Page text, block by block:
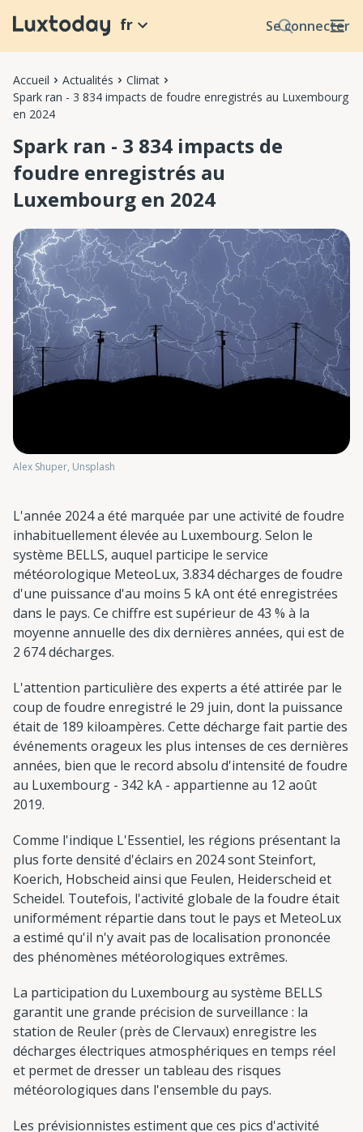
Se connecter
fr
Accueil Actualités
Climat
Spark ran - 3 834 impacts de foudre enregistrés au Luxembourg
en 2024
Spark ran - 3 834 impacts de
foudre enregistrés au
Luxembourg en 2024
Alex Shuper, Unsplash
L'année 2024 a été marquée par une activité de foudre
inhabituellement élevée au Luxembourg. Selon le
système BELLS, auquel participe le service
météorologique MeteoLux, 3.834 décharges de foudre
d'une puissance d'au moins 5 kA ont été enregistrées
dans le pays. Ce chiffre est supérieur de 43 % à la
moyenne annuelle des dix dernières années, qui est de
2 674 décharges.
L'attention particulière des experts a été attirée par le
coup de foudre enregistré le 29 juin, dont la puissance
était de 189 kiloampères. Cette décharge fait partie des
événements orageux les plus intenses de ces dernières
années, bien que le record absolu d'intensité de foudre
au Luxembourg - 342 kA - appartienne au 12 août
2019.
Comme l'indique L'Essentiel, les régions présentant la
plus forte densité d'éclairs en 2024 sont Steinfort,
Koerich, Hobscheid ainsi que Feulen, Heiderscheid et
Scheidel. Toutefois, l'activité globale de la foudre était
uniformément répartie dans tout le pays et MeteoLux
a estimé qu'il n'y avait pas de localisation prononcée
des phénomènes météorologiques extrêmes.
La participation du Luxembourg au système BELLS
garantit une grande précision de surveillance : la
station de Reuler (près de Clervaux) enregistre les
décharges électriques atmosphériques en temps réel
et permet de dresser un tableau des risques
météorologiques dans l'ensemble du pays.
Les prévisionnistes estiment que ces pics d'activité